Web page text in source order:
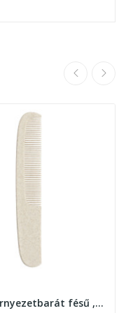
Carita környezetbarát fésű , natúr